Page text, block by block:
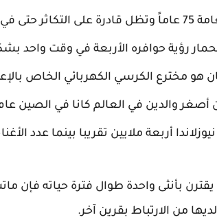
عمرها الخمسين.
رؤية حوافره الأربعة في وقت واحد
هو مخترع الكرسي الكهربائي الخاص
في العالم كانا في الصين عام 1910م وكانا يبلغان من العمر 8 و9
أربعة ملايين تقريبا بينما عدد
بأنثى واحدة طوال فترة حياته فإن
من الارتباط بقرين آخر.